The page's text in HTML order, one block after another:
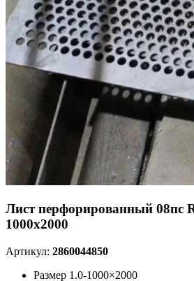
Лист перфорированный 08пс
1000х2000
Артикул: 2860044850
Размер 1.0-1000×2000